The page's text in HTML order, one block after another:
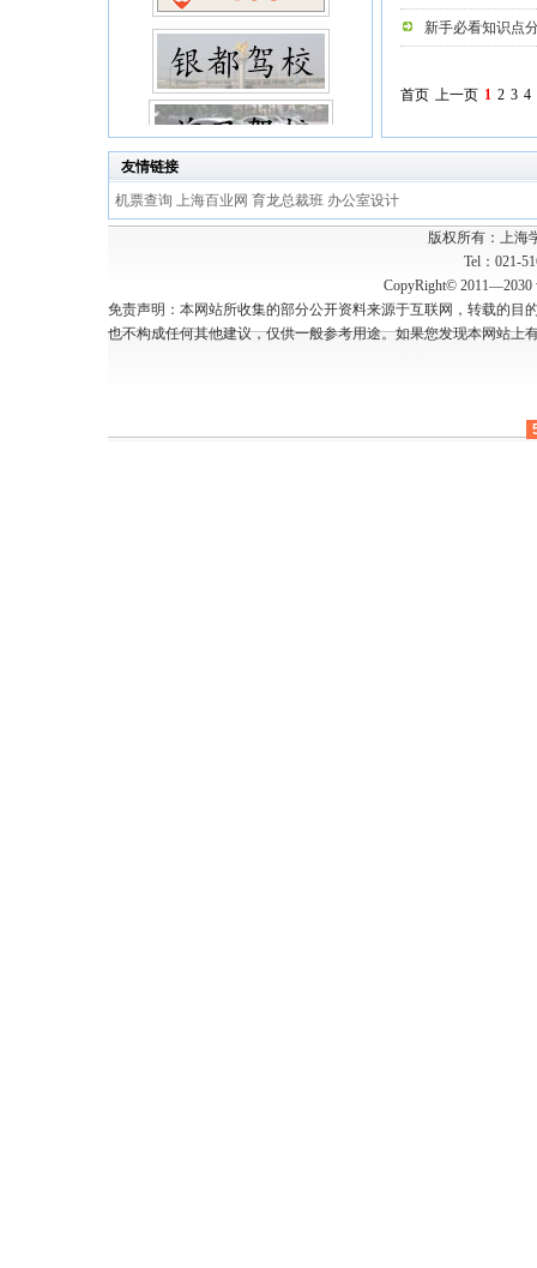
新手必看知识点
首页 上一页 1 2 3 4
友情链接
机票查询 上海百业网 育龙总裁班 办公室设计
版权所有：上
Tel：021-
CopyRight© 2011—2030
免责声明：本网站所收集的部分公开资料来源于互联网，转载的
也不构成任何其他建议，仅供一般参考用途。如果您发现本网站